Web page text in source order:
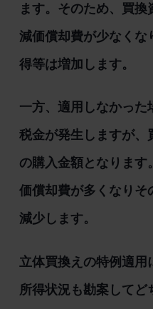
ます。そのため、買
減価償却費が少なくな
得等は増加します。
一方、適用しなかった
税金が発生しますが、
の購入金額となります
価償却費が多くなりそ
減少します。
立体買換えの特例適用
所得状況も勘案してど